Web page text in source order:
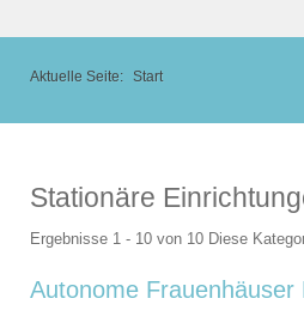
Aktuelle Seite: Start
Stationäre
Ergebnisse 1 - 10 von 10 Diese
Autonome